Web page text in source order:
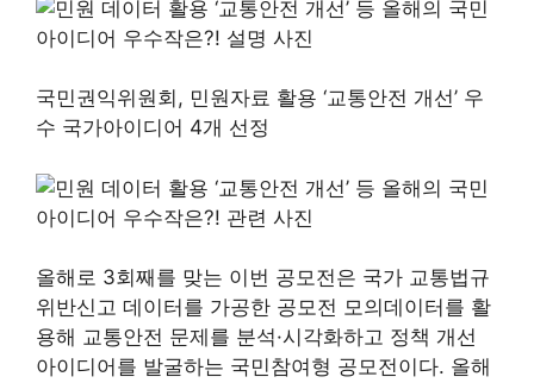
국민권익위원회, 민원자료 활용 ‘교통안전 개선’ 우
수 국가아이디어 4개 선정
올해로 3회째를 맞는 이번 공모전은 국가 교통법규
위반신고 데이터를 가공한 공모전 모의데이터를 활
용해 교통안전 문제를 분석·시각화하고 정책 개선
아이디어를 발굴하는 국민참여형 공모전이다. 올해